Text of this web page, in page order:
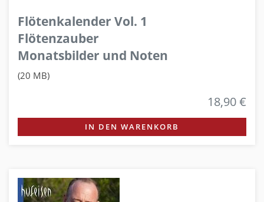
Flötenkalender Vol. 1
Flötenzauber
Monatsbilder und Noten
(20 MB)
18,90 €
IN DEN WARENKORB